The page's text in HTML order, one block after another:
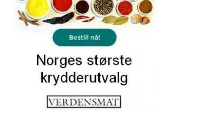
Tapaskrydder
Tomatflak
Om oss
Kontakt oss
Nettbutikk